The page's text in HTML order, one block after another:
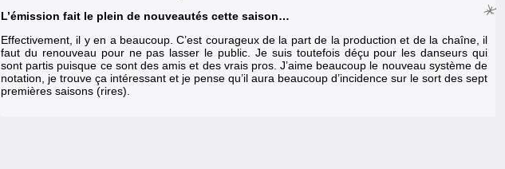
L’émission fait le plein de nouveautés cette saison…
Effectivement, il y en a beaucoup. C’est courageux de la part de la production et de la chaîne, il
faut du renouveau pour ne pas lasser le public. Je suis toutefois déçu pour les danseurs qui
sont partis puisque ce sont des amis et des vrais pros. J’aime beaucoup le nouveau système de
notation, je trouve ça intéressant et je pense qu’il aura beaucoup d’incidence sur le sort des sept
premières saisons (rires).